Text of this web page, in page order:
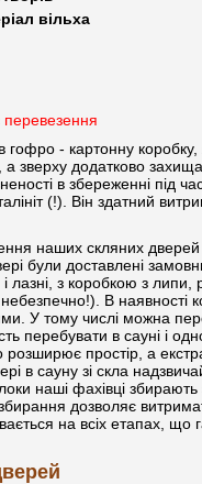
вільха
- картонну коробку,
зверху додатково
в збереженні під
(!). Він здатний
наших скляних дверей
були доставлені
і лазні, з коробкою з
В наявності
У тому числі можна
перебувати в сауні і
розширює простір, а
в сауну зі скла
наші фахівці збирають
дозволяє
на всіх етапах, що